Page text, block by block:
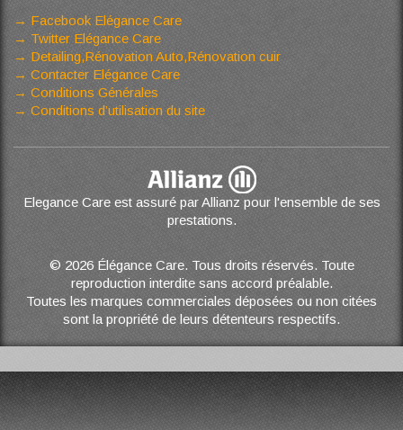
Facebook Elégance Care
Twitter Elégance Care
Detailing,Rénovation Auto,Rénovation cuir
Contacter Elégance Care
Conditions Générales
Conditions d’utilisation du site
Elegance Care est assuré par Allianz pour l'ensemble de ses
prestations.
© 2026 Élégance Care. Tous droits réservés. Toute
reproduction interdite sans accord préalable.
Toutes les marques commerciales déposées ou non citées
sont la propriété de leurs détenteurs respectifs.